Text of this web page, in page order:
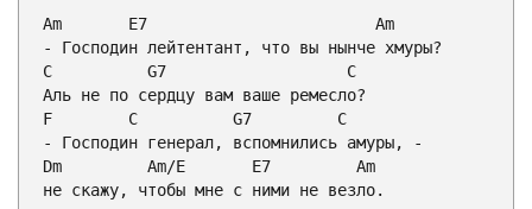
Am E7
Am
C
G7
C
F
C G7
C
Dm
Am/E E7
Am
не скажу, чтобы мне с ними не везло.